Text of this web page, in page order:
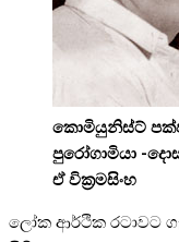
කොමියුනිස්ට්
පුරෝගාමියා -
ඒ වික්‍රමසිංහ
ලෝක ආර්ථික රටාවට